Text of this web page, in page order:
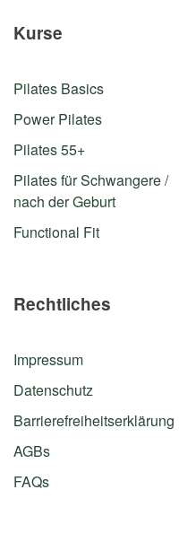
Kurse
Pilates Basics
Power Pilates
Pilates 55+
Pilates für Schwangere /
nach der Geburt
Functional Fit
Rechtliches
Impressum
Datenschutz
Barrierefreiheitserklärung
AGBs
FAQs